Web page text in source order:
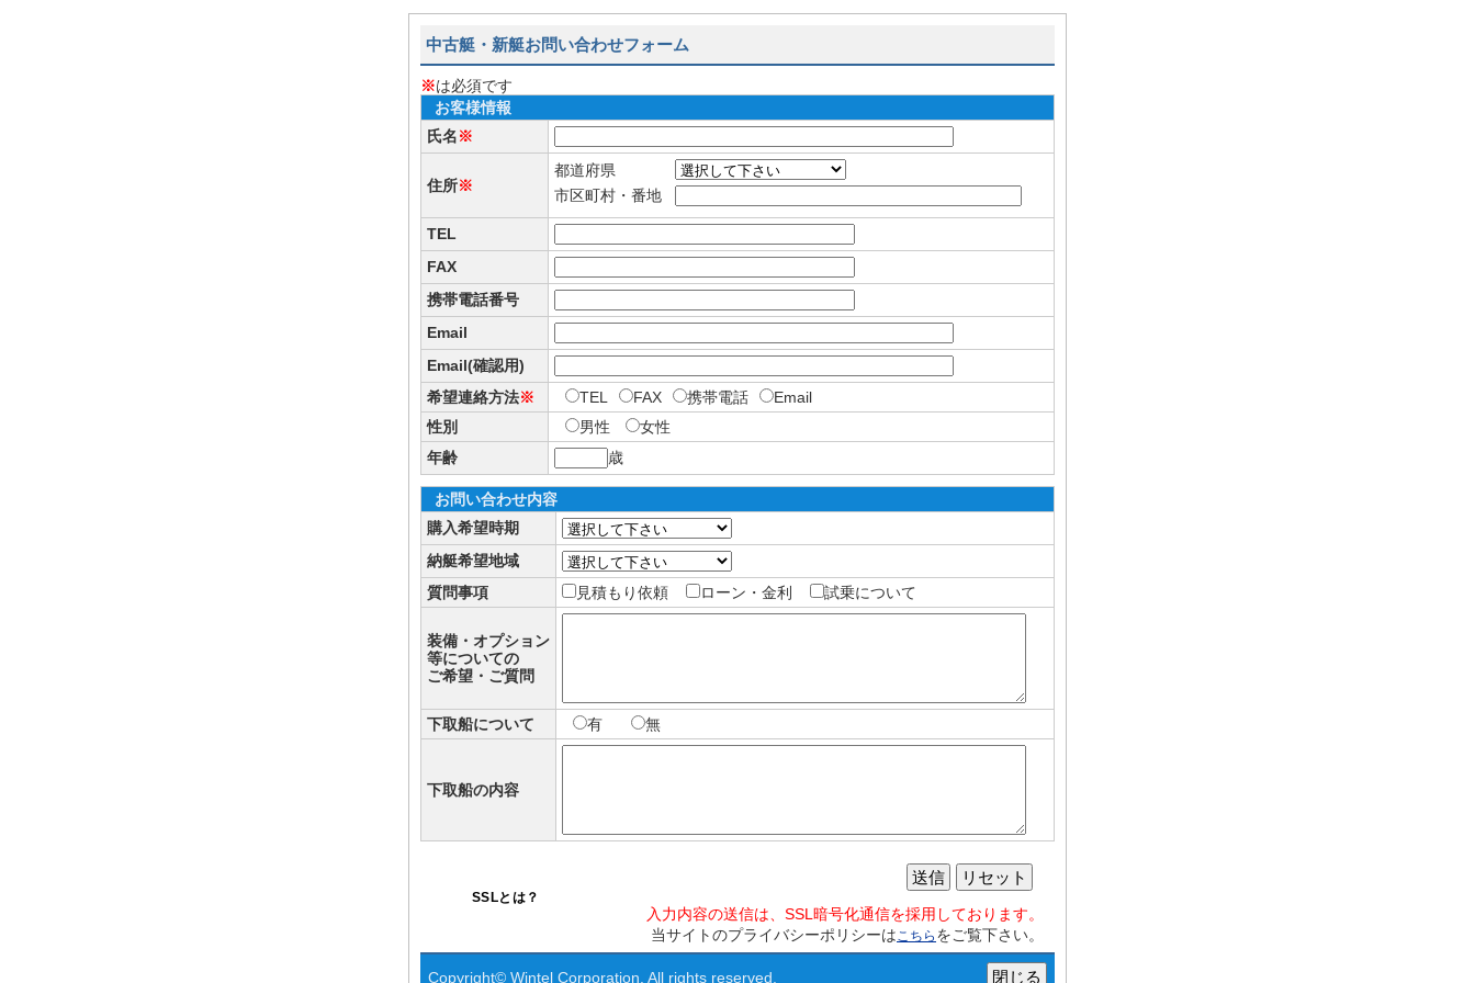
中古艇・新艇お問い合わせフォーム
※は必須です
お客様情報
氏名※
住所※
都道府県
市区町村・番地
TEL
FAX
携帯電話番号
Email
Email(確認用)
希望連絡方法※ TEL FAX 携帯電話
Email
性別
男性
女性
年齢
歳
お問い合わせ内容
購入希望時期
納艇希望地域
質問事項
見積もり依頼 ローン・金利 試乗について
装備・オプション
等についての
ご希望・ご質問
下取船について 有 無
下取船の内容
SSLとは？
リセット
送信
入力内容の送信は、SSL暗号化通信を採用しております。
当サイトのプライバシーポリシーはこちら をご覧下さい。
Copyright© Wintel Corporation. All rights reserved.